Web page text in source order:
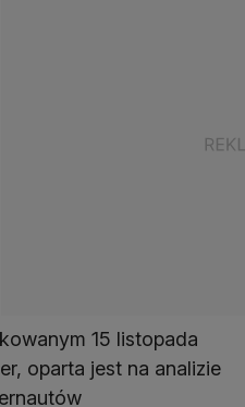
15 listopada
oparta jest na analizie